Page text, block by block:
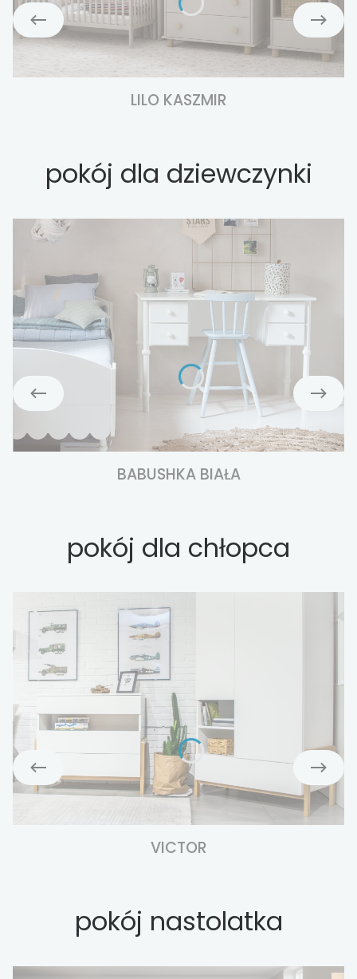
LILO KASZMIR
pokój dla dziewczynki
BABUSHKA BIAŁA
pokój dla chłopca
VICTOR
pokój nastolatka